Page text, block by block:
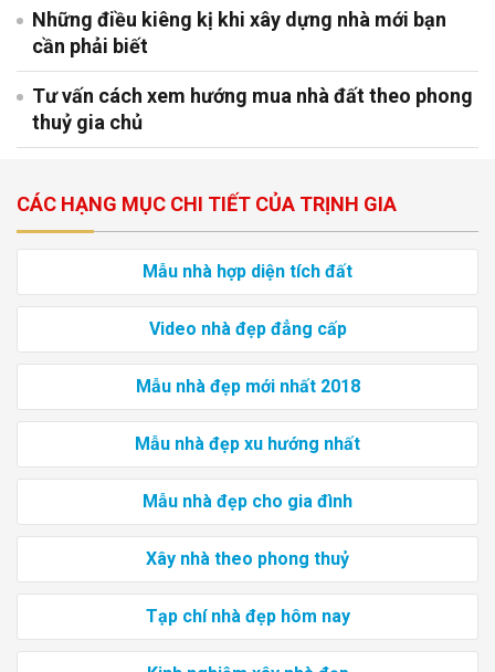
Những điều kiêng kị khi xây dựng nhà mới bạn
cần phải biết
Tư vấn cách xem hướng mua nhà đất theo phong
thuỷ gia chủ
CÁC HẠNG MỤC CHI TIẾT CỦA TRỊNH GIA
Mẫu nhà hợp diện tích đất
Video nhà đẹp đẳng cấp
Mẫu nhà đẹp mới nhất 2018
Mẫu nhà đẹp xu hướng nhất
Mẫu nhà đẹp cho gia đình
Xây nhà theo phong thuỷ
Tạp chí nhà đẹp hôm nay